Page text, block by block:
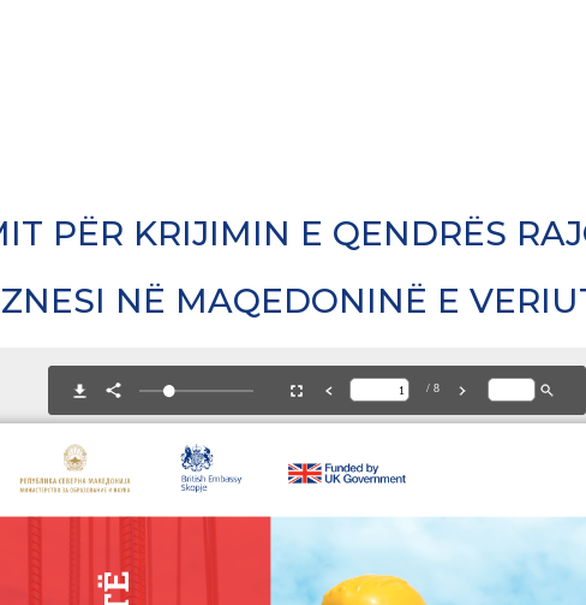
PËR KRIJIMIN E QENDRËS
NË MAQEDONINË E